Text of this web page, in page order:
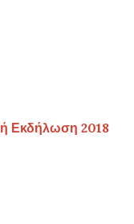
Εκδήλωση 2018